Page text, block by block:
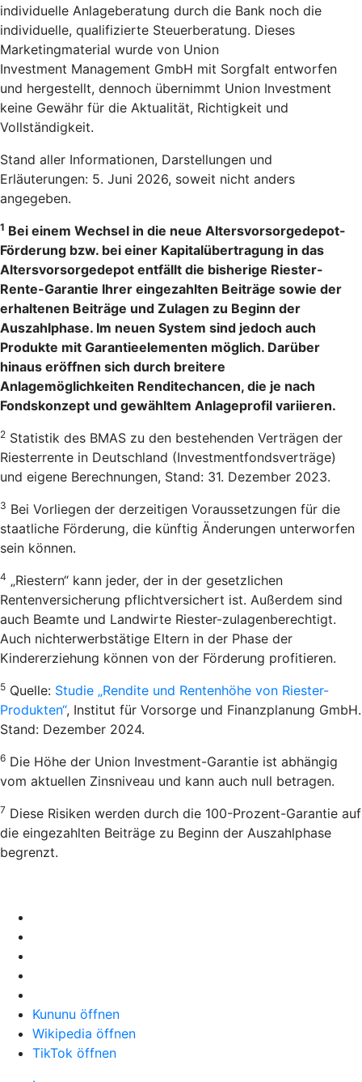
individuelle Anlageberatung durch die Bank noch die
individuelle, qualifizierte Steuerberatung. Dieses
Marketingmaterial wurde von Union
Investment Management GmbH mit Sorgfalt entworfen
und hergestellt, dennoch übernimmt Union Investment
keine Gewähr für die Aktualität, Richtigkeit und
Vollständigkeit.
Stand aller Informationen, Darstellungen und
Erläuterungen: 5. Juni 2026, soweit nicht anders
angegeben.
1 Bei einem Wechsel in die neue Altersvorsorgedepot-
Förderung bzw. bei einer Kapitalübertragung in das
Altersvorsorgedepot entfällt die bisherige Riester-
Rente-Garantie Ihrer eingezahlten Beiträge sowie der
erhaltenen Beiträge und Zulagen zu Beginn der
Auszahlphase. Im neuen System sind jedoch auch
Produkte mit Garantieelementen möglich. Darüber
hinaus eröffnen sich durch breitere
Anlagemöglichkeiten Renditechancen, die je nach
Fondskonzept und gewähltem Anlageprofil variieren.
2 Statistik des BMAS zu den bestehenden Verträgen der
Riesterrente in Deutschland (Investmentfondsverträge)
und eigene Berechnungen, Stand: 31. Dezember 2023.
3 Bei Vorliegen der derzeitigen Voraussetzungen für die
staatliche Förderung, die künftig Änderungen unterworfen
sein können.
4 „Riestern“ kann jeder, der in der gesetzlichen
Rentenversicherung pflichtversichert ist. Außerdem sind
auch Beamte und Landwirte Riester-zulagenberechtigt.
Auch nichterwerbstätige Eltern in der Phase der
Kindererziehung können von der Förderung profitieren.
5 Quelle: Studie „Rendite und Rentenhöhe von Riester-
Produkten“, Institut für Vorsorge und Finanzplanung GmbH.
Stand: Dezember 2024.
6 Die Höhe der Union Investment-Garantie ist abhängig
vom aktuellen Zinsniveau und kann auch null betragen.
7 Diese Risiken werden durch die 100-Prozent-Garantie auf
die eingezahlten Beiträge zu Beginn der Auszahlphase
begrenzt.
Kununu öffnen
Wikipedia öffnen
TikTok öffnen